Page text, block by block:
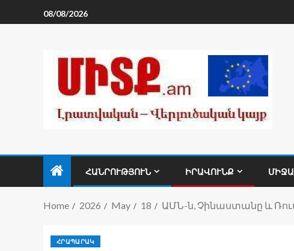
08/08/2026
ՀԱՆՐՈՒԹՅՈՒՆ ԻՐԱՎՈՒՆՔ
Home 2026 May 18 ԱՄՆ-ն, Չինաստանը և
ՀՐԱՊԱՐԱԿ